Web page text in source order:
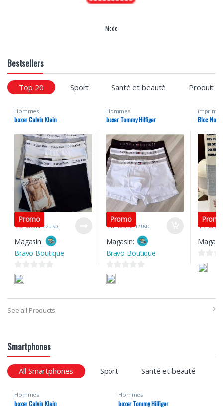
Mode
Bestsellers
Top 20 Sport Santé et beauté Produit
Hommes
boxer Calvin Klein
Promo
10USD 12USD
Magasin:
Bravo Boutique
0
s
Hommes
boxer Tommy Hilfiger
Promo
10USD 12USD
Magasin:
Bravo Boutique
0
s
Bloc Note
Promo
11
0
s
See all Products
Smartphones
All Smartphones Sport Santé et beauté
Hommes
boxer Calvin Klein
Hommes
boxer Tommy Hilfiger